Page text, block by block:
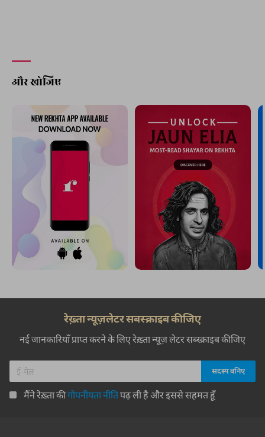
और खोजिए
रेख़्ता न्यूज़लेटर सबस्क्राइब कीजिए
नई जानकारियाँ प्राप्त करने के लिए रेख़्ता न्यूज़ लेटर सब्स्क्राइब कीजिए
मैंने रेख़्ता कीगोपनीयता नीतिपढ़ ली है और इससे सहमत हूँ